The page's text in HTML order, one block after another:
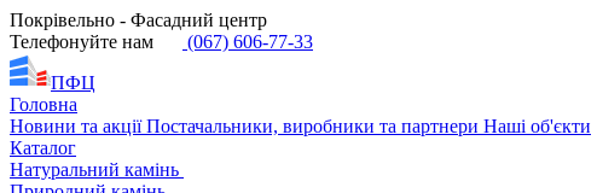
Покрівельно - Фасадний центр
Телефонуйте нам
(067) 606-77-33
ПФЦ
Головна
Новини та акціїПостачальники, виробники та партнери Наші об'єкти
Каталог
Натуральний камінь